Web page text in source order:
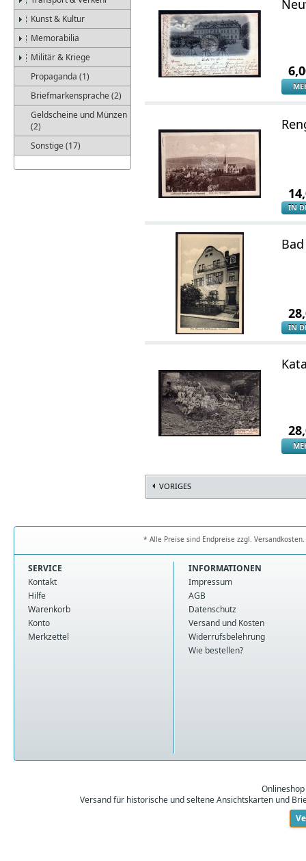
Kunst & Kultur
Memorabilia
Militär & Kriege
Propaganda (1)
Briefmarkensprache (2)
Geldscheine und Münzen
(2)
Sonstige (17)
IN
IN
VORIGES
* Alle Preise sind Endpreise zzgl.
SERVICE
Kontakt
Hilfe
Warenkorb
Konto
Merkzettel
INFORMATIONEN
Impressum
AGB
Datenschutz
Versand und Kosten
Widerrufsbelehrung
Wie bestellen?
Versand für historische und seltene Ansichtskarten und